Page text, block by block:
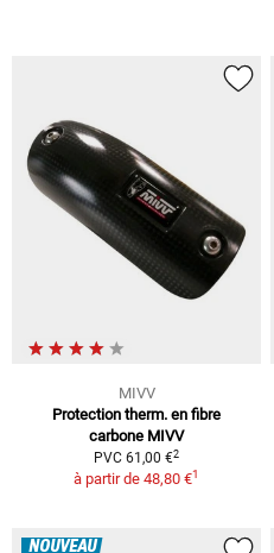
MIVV
Protection therm. en fibre
carbone MIVV
PVC 61,00 €2
à partir de 48,80 €1
NOUVEAU